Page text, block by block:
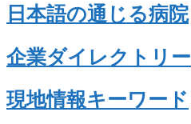
日本語の通じる病院
企業ダイレクトリー
現地情報キーワード